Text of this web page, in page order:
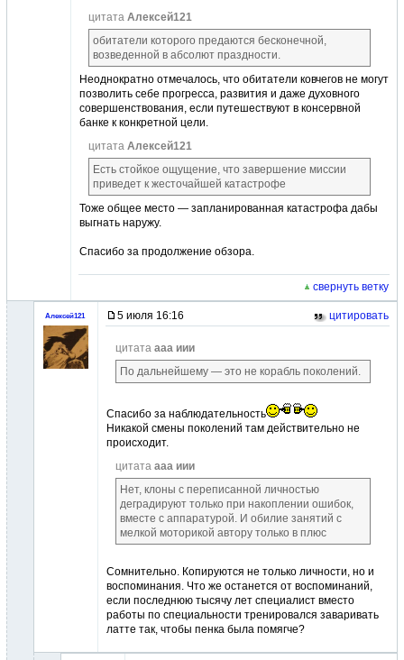
цитата Алексей121
обитатели которого предаются бесконечной,
возведенной в абсолют праздности.
Неоднократно отмечалось, что обитатели ковчегов не могут
позволить себе прогресса, развития и даже духовного
совершенствования, если путешествуют в консервной
банке к конкретной цели.
цитата Алексей121
Есть стойкое ощущение, что завершение миссии
приведет к жесточайшей катастрофе
Тоже общее место — запланированная катастрофа дабы
выгнать наружу.
Спасибо за продолжение обзора.
свернуть ветку
Алексей121 5 июля 16:16 цитировать
цитата ааа иии
По дальнейшему — это не корабль поколений.
Спасибо за наблюдательность
Никакой смены поколений там действительно не
происходит.
цитата ааа иии
Нет, клоны с переписанной личностью
деградируют только при накоплении ошибок,
вместе с аппаратурой. И обилие занятий с
мелкой моторикой автору только в плюс
Сомнительно. Копируются не только личности, но и
воспоминания. Что же останется от воспоминаний,
если последнюю тысячу лет специалист вместо
работы по специальности тренировался заваривать
латте так, чтобы пенка была помягче?